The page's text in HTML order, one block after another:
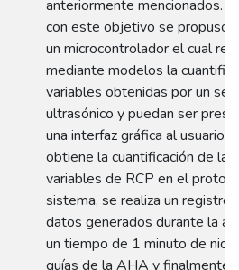
anteriormente mencionados.
con este objetivo se propuso
un microcontrolador el cual
mediante modelos la
variables obtenidas por un
ultrasónico y puedan ser
una interfaz gráfica al usuario.
obtiene la cuantificación de
variables de RCP en el
sistema, se realiza un registro
datos generados durante la
un tiempo de 1 minuto de
guías de la AHA y finalmente